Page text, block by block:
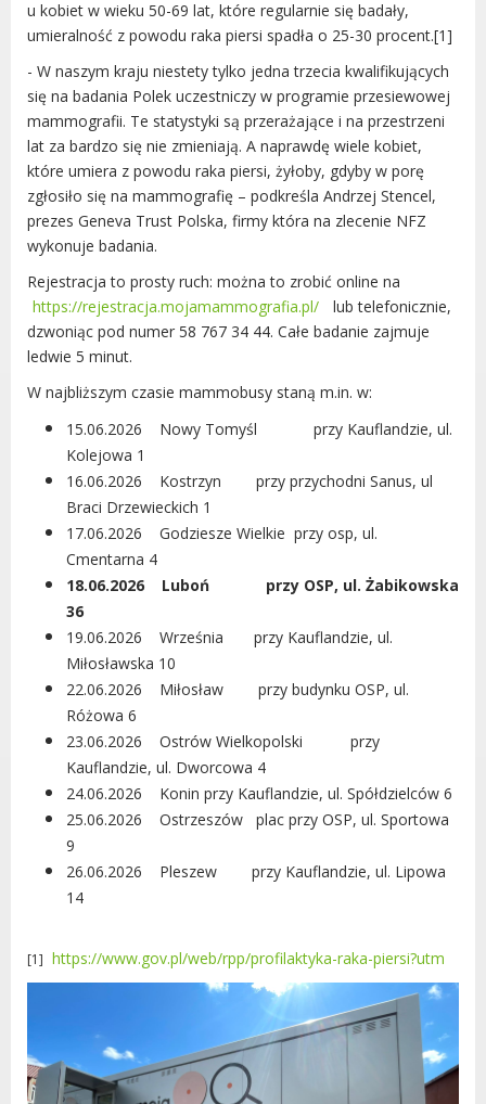
Urząd statystyczny w Poznaniu
Polskiej Akademii Nauk
Instytut Skrzynki
Wielkopolski Park Narodowy
Muzeum Narodowe Rolnictwa i
Przemysłu Rolno-Spożywczego w
Szreniawie
PTTK
Urząd Skarbowy
Państwowe Gospodarstwo Wodne
Wody Polskie
KONTAKT
Dane adresowe, wydziały i sprawy
u kobiet w wieku 50-69 lat, które regularnie się badały,
umieralność z powodu raka piersi spadła o 25-30 procent.[1]
- W naszym kraju niestety tylko jedna trzecia kwalifikujących
się na badania Polek uczestniczy w programie przesiewowej
mammografii. Te statystyki są przerażające i na przestrzeni
lat za bardzo się nie zmieniają. A naprawdę wiele kobiet,
które umiera z powodu raka piersi, żyłoby, gdyby w porę
zgłosiło się na mammografię – podkreśla Andrzej Stencel,
prezes Geneva Trust Polska, firmy która na zlecenie NFZ
wykonuje badania.
Rejestracja to prosty ruch: można to zrobić online na
https://rejestracja.mojamammografia.pl/
lub telefonicznie,
dzwoniąc pod numer 58 767 34 44. Całe badanie zajmuje
ledwie 5 minut.
W najbliższym czasie mammobusy staną m.in. w:
15.06.2026 Nowy Tomyśl przy Kauflandzie, ul.
Kolejowa 1
16.06.2026 Kostrzyn przy przychodni Sanus, ul
Braci Drzewieckich 1
17.06.2026 Godziesze Wielkie przy osp, ul.
Cmentarna 4
18.06.2026 Luboń przy OSP, ul. Żabikowska
36
19.06.2026 Września przy Kauflandzie, ul.
Miłosławska 10
22.06.2026 Miłosław przy budynku OSP, ul.
Różowa 6
23.06.2026 Ostrów Wielkopolski przy
Kauflandzie, ul. Dworcowa 4
24.06.2026 Konin przy Kauflandzie, ul. Spółdzielców 6
25.06.2026 Ostrzeszów plac przy OSP, ul. Sportowa
9
26.06.2026 Pleszew przy Kauflandzie, ul. Lipowa
14
[1] https://www.gov.pl/web/rpp/profilaktyka-raka-piersi?utm